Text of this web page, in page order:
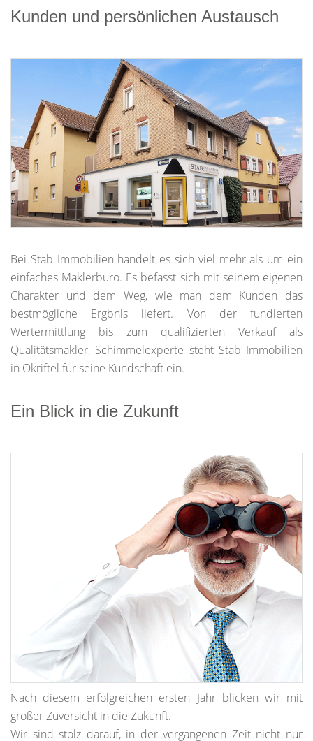
Kunden und persönlichen Austausch
Bei Stab Immobilien handelt es sich viel mehr als um ein
einfaches Maklerbüro. Es befasst sich mit seinem eigenen
Charakter und dem Weg, wie man dem Kunden das
bestmögliche Ergbnis liefert. Von der fundierten
Wertermittlung bis zum qualifizierten Verkauf als
Qualitätsmakler, Schimmelexperte steht Stab Immobilien
in Okriftel für seine Kundschaft ein.
Ein Blick in die Zukunft
Nach diesem erfolgreichen ersten Jahr blicken wir mit
großer Zuversicht in die Zukunft.
Wir sind stolz darauf, in der vergangenen Zeit nicht nur